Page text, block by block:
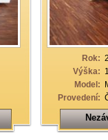
Rok:
Výška:
Model:
Provedení: